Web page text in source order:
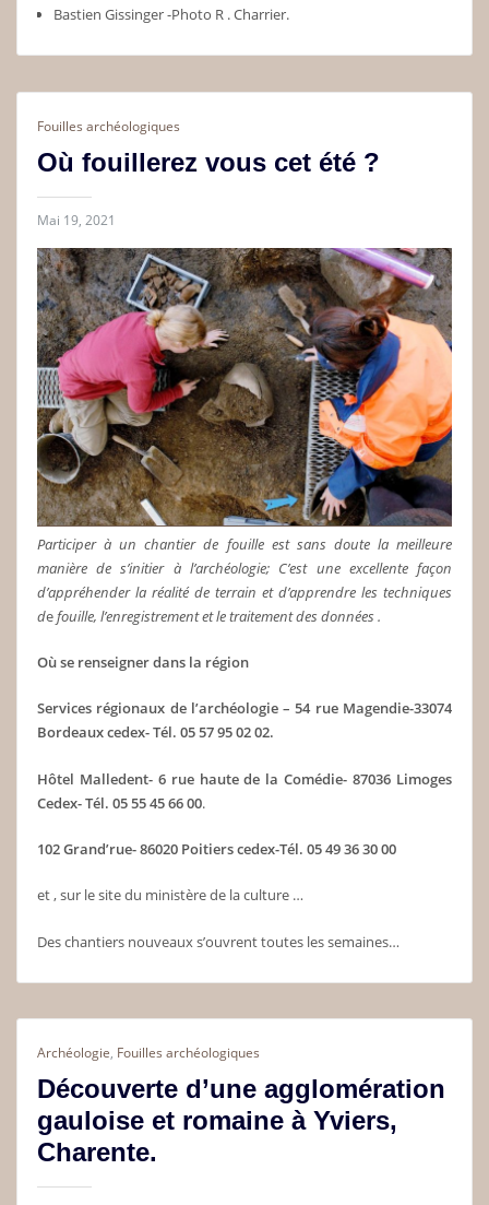
Bastien Gissinger -Photo R . Charrier.
Fouilles archéologiques
Où fouillerez vous cet été ?
Mai 19, 2021
Participer à un chantier de fouille est sans doute la meilleure
manière de s’initier à l’archéologie; C’est une excellente façon
d’appréhender la réalité de terrain et d’apprendre les techniques
defouille, l’enregistrement et le traitement des données .
Où se renseigner dans la région
Services régionaux de l’archéologie – 54 rue Magendie-33074
Bordeaux cedex- Tél. 05 5795 02 02.
Hôtel Malledent- 6 rue haute de la Comédie- 87036 Limoges
Cedex- Tél. 05 55 45 66 00.
102 Grand’rue- 86020 Poitiers cedex-Tél. 05 49 36 30 00
et , sur le site du ministère de la culture …
Des chantiers nouveaux s’ouvrent toutes les semaines…
Archéologie, Fouilles archéologiques
Découverte d’une agglomération
gauloise et romaine à Yviers,
Charente.